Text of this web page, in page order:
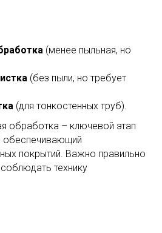
(менее пыльная, но
(без пыли, но требует
(для тонкостенных труб).
обработка – ключевой этап
обеспечивающий
покрытий. Важно правильно
технику